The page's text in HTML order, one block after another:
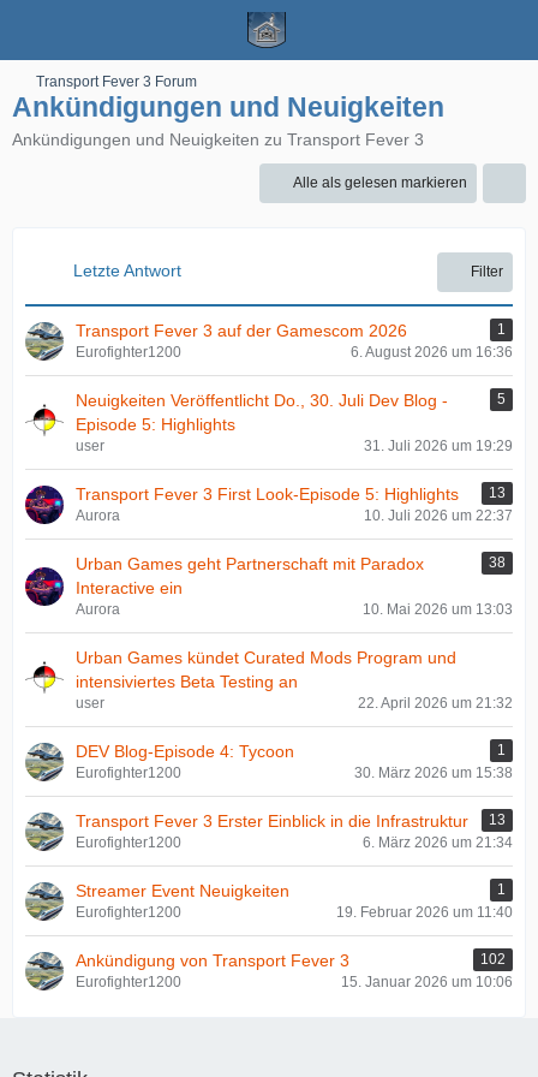
Transport Fever 3 Forum
Ankündigungen und Neuigkeiten
Ankündigungen und Neuigkeiten zu Transport Fever 3
Alle als gelesen markieren
Letzte Antwort Filter
Transport Fever 3 auf der Gamescom 2026
1
Eurofighter1200
6. August 2026 um 16:36
Neuigkeiten Veröffentlicht Do., 30. Juli Dev Blog -
Episode 5: Highlights
5
user 31. Juli 2026 um 19:29
Transport Fever 3 First Look-Episode 5: Highlights
13
Aurora
10. Juli 2026 um 22:37
Urban Games geht Partnerschaft mit Paradox
Interactive ein
38
Aurora 10. Mai 2026 um 13:03
Urban Games kündet Curated Mods Program und
intensiviertes Beta Testing an
user 22. April 2026 um 21:32
DEV Blog-Episode 4: Tycoon
1
Eurofighter1200
30. März 2026 um 15:38
Transport Fever 3 Erster Einblick in die Infrastruktur
13
Eurofighter1200
6. März 2026 um 21:34
Streamer Event Neuigkeiten
1
Eurofighter1200
19. Februar 2026 um 11:40
Ankündigung von Transport Fever 3
102
Eurofighter1200
15. Januar 2026 um 10:06